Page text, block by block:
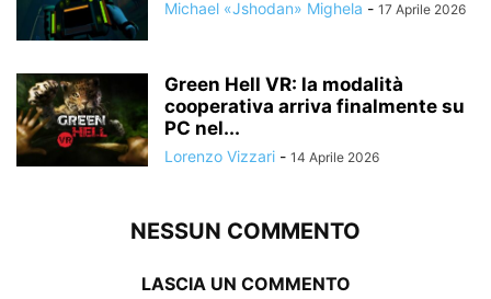
Michael «Jshodan» Mighela - 17 Aprile 2026
Green Hell VR: la modalità
cooperativa arriva finalmente su
PC nel...
Lorenzo Vizzari - 14 Aprile 2026
NESSUN COMMENTO
LASCIA UN COMMENTO